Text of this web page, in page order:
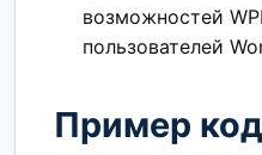
возможностей
пользователей
Пример